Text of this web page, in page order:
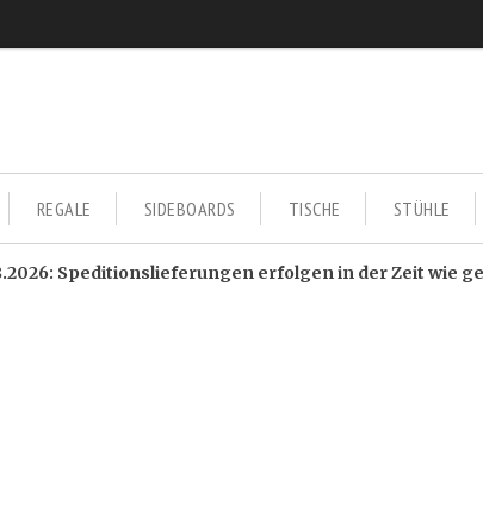
REGALE SIDEBOARDS TISCHE STÜHLE
Speditionslieferungen erfolgen in der Zeit wie